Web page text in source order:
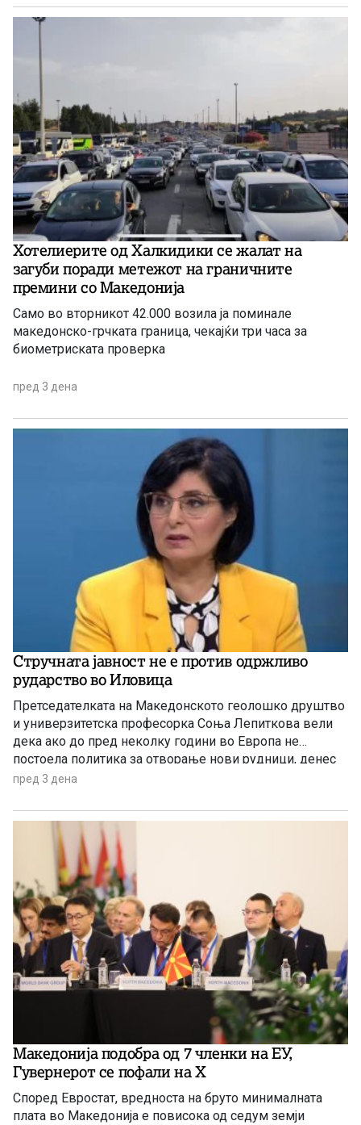
единствена сериозна најава има за проектот за рудник
за бакар во Иловица.
Хотелиерите од Халкидики се жалат на
загуби поради метежот на граничните
премини со Македонија
Само во вторникот 42.000 возила ја поминале
македонско-грчката граница, чекајќи три часа за
биометриската проверка
пред 3 дена
Стручната јавност не е против одржливо
рударство во Иловица
Претседателката на Македонското геолошко друштво
и универзитетска професорка Соња Лепиткова вели
дека ако до пред неколку години во Европа не
постоела политика за отворање нови рудници, денес
таа политика е апсолутно сменета и листата на
пред 3 дена
Македонија подобра од 7 членки на ЕУ,
Гувернерот се пофали на Х
Според Евростат, вредноста на бруто минималната
плата во Македонија е повисока од седум земји